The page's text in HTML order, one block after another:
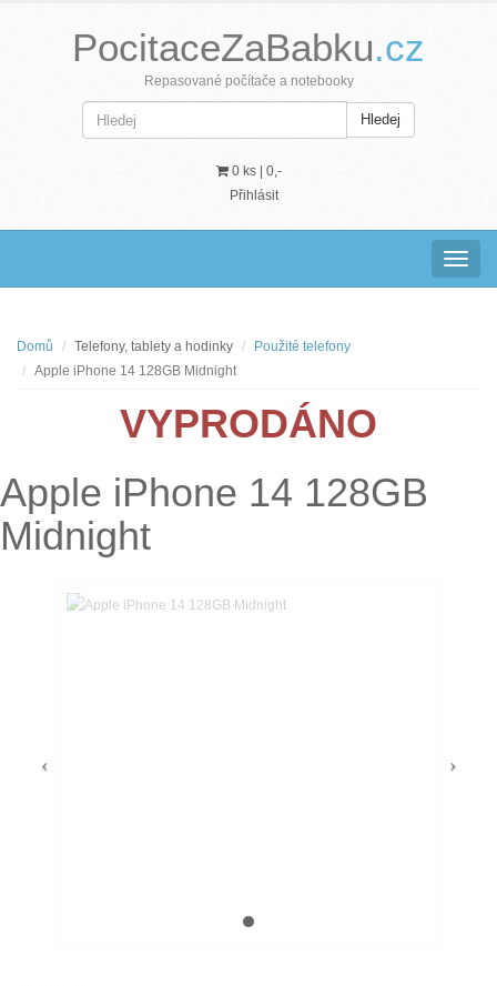
PocitaceZaBabku.cz
Repasované počítače a notebooky
Hledej
0 ks | 0,-
Přihlásit
Domů Telefony, tablety a hodinky
Použité telefony
Apple iPhone 14 128GB Midnight
VYPRODÁNO
Apple iPhone 14 128GB
Midnight